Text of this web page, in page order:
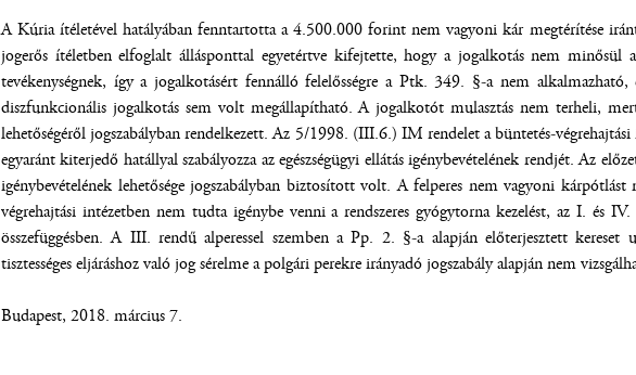
A Kúria ítéletével hatályában fenntartotta a 4.500.000 forint nem vagyoni kár megtérítése
jogerős ítéletben elfoglalt állásponttal egyetértve kifejtette, hogy a jogalkotás nem minősül
tevékenységnek, így a jogalkotásért fennálló felelősségre a Ptk. 349. §-a nem
diszfunkcionális jogalkotás sem volt megállapítható. A jogalkotót mulasztás nem terheli, mert
lehetőségéről jogszabályban rendelkezett. Az 5/1998. (III.6.) IM rendelet a büntetés-
egyaránt kiterjedő hatállyal szabályozza az egészségügyi ellátás igénybevételének rendjét. Az
igénybevételének lehetősége jogszabályban biztosított volt. A felperes nem vagyoni
végrehajtási intézetben nem tudta igénybe venni a rendszeres gyógytorna kezelést, az I. és
összefüggésben. A III. rendű alperessel szemben a Pp. 2. §-a alapján előterjesztett
tisztességes eljáráshoz való jog sérelme a polgári perekre irányadó jogszabály alapján nem
Budapest, 2018. március 7.